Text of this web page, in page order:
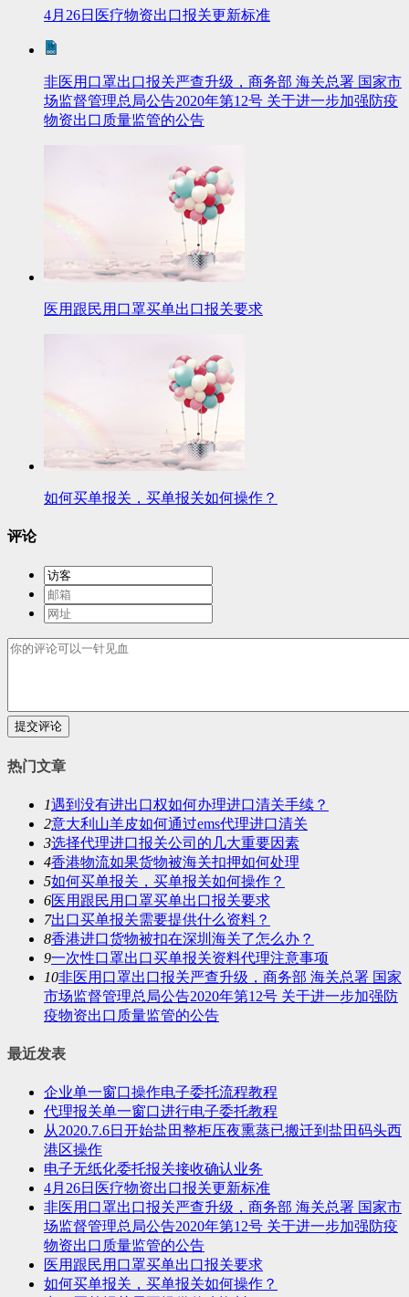
4月26日医疗物资出口报关更新标准
非医用口罩出口报关严查升级，商务部 海关总署 国家市
场监督管理总局公告2020年第12号 关于进一步加强防疫
物资出口质量监管的公告
医用跟民用口罩买单出口报关要求
如何买单报关，买单报关如何操作？
评论
提交评论
热门文章
1遇到没有进出口权如何办理进口清关手续？
2意大利山羊皮如何通过ems代理进口清关
3选择代理进口报关公司的几大重要因素
4香港物流如果货物被海关扣押如何处理
5如何买单报关，买单报关如何操作？
6医用跟民用口罩买单出口报关要求
7出口买单报关需要提供什么资料？
8香港进口货物被扣在深圳海关了怎么办？
9一次性口罩出口买单报关资料代理注意事项
10非医用口罩出口报关严查升级，商务部 海关总署 国家
市场监督管理总局公告2020年第12号 关于进一步加强防
疫物资出口质量监管的公告
最近发表
企业单一窗口操作电子委托流程教程
代理报关单一窗口进行电子委托教程
从2020.7.6日开始盐田整柜压夜熏蒸已搬迁到盐田码头西
港区操作
电子无纸化委托报关接收确认业务
4月26日医疗物资出口报关更新标准
非医用口罩出口报关严查升级，商务部 海关总署 国家市
场监督管理总局公告2020年第12号 关于进一步加强防疫
物资出口质量监管的公告
医用跟民用口罩买单出口报关要求
如何买单报关，买单报关如何操作？